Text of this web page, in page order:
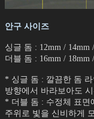
안구 사이즈
싱글 돔 : 12mm / 14mm
더블 돔 : 16mm / 18mm
* 싱글 돔 : 깔끔한 돔
방향에서 바라보아도
* 더블 돔 : 수정체 표면
주위로 빛을 신비하게